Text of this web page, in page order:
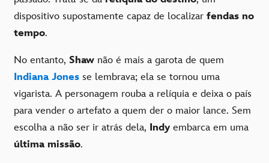
dispositivo supostamente capaz de localizar fendas no
tempo.
No entanto, Shaw não é mais a garota de quem
Indiana Jones se lembrava; ela se tornou uma
vigarista. A personagem rouba a relíquia e deixa o país
para vender o artefato a quem der o maior lance. Sem
escolha a não ser ir atrás dela, Indy embarca em uma
última missão.